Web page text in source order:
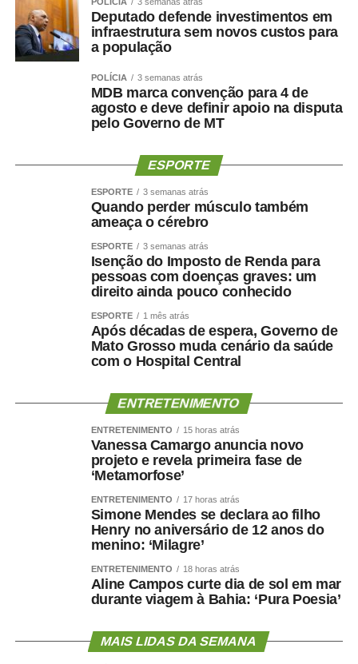
Deputado defende investimentos em
infraestrutura sem novos custos para
a população
POLÍCIA 3 semanas atrás
MDB marca convenção para 4 de
agosto e deve definir apoio na disputa
pelo Governo de MT
ESPORTE
ESPORTE 3 semanas atrás
Quando perder músculo também
ameaça o cérebro
ESPORTE 3 semanas atrás
Isenção do Imposto de Renda para
pessoas com doenças graves: um
direito ainda pouco conhecido
ESPORTE 1 mês atrás
Após décadas de espera, Governo de
Mato Grosso muda cenário da saúde
com o Hospital Central
ENTRETENIMENTO
ENTRETENIMENTO 15 horas atrás
Vanessa Camargo anuncia novo
projeto e revela primeira fase de
‘Metamorfose’
ENTRETENIMENTO 17 horas atrás
Simone Mendes se declara ao filho
Henry no aniversário de 12 anos do
menino: ‘Milagre’
ENTRETENIMENTO 18 horas atrás
Aline Campos curte dia de sol em mar
durante viagem à Bahia: ‘Pura Poesia’
MAIS LIDAS DA SEMANA